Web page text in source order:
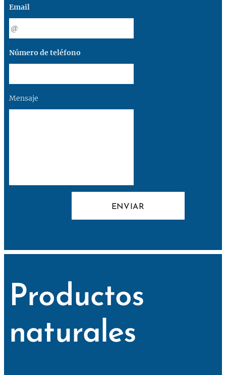
Email
Número de teléfono
Mensaje
ENVIAR
Productos
naturales